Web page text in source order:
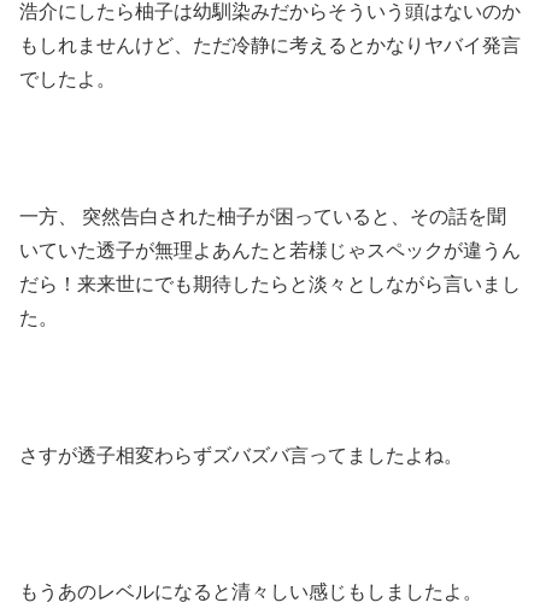
浩介にしたら柚子は幼馴染みだからそういう頭はないのか
もしれませんけど、ただ冷静に考えるとかなりヤバイ発言
でしたよ。
一方、 突然告白された柚子が困っていると、その話を聞
いていた透子が無理よあんたと若様じゃスペックが違うん
だら！来来世にでも期待したらと淡々としながら言いまし
た。
さすが透子相変わらずズバズバ言ってましたよね。
もうあのレベルになると清々しい感じもしましたよ。